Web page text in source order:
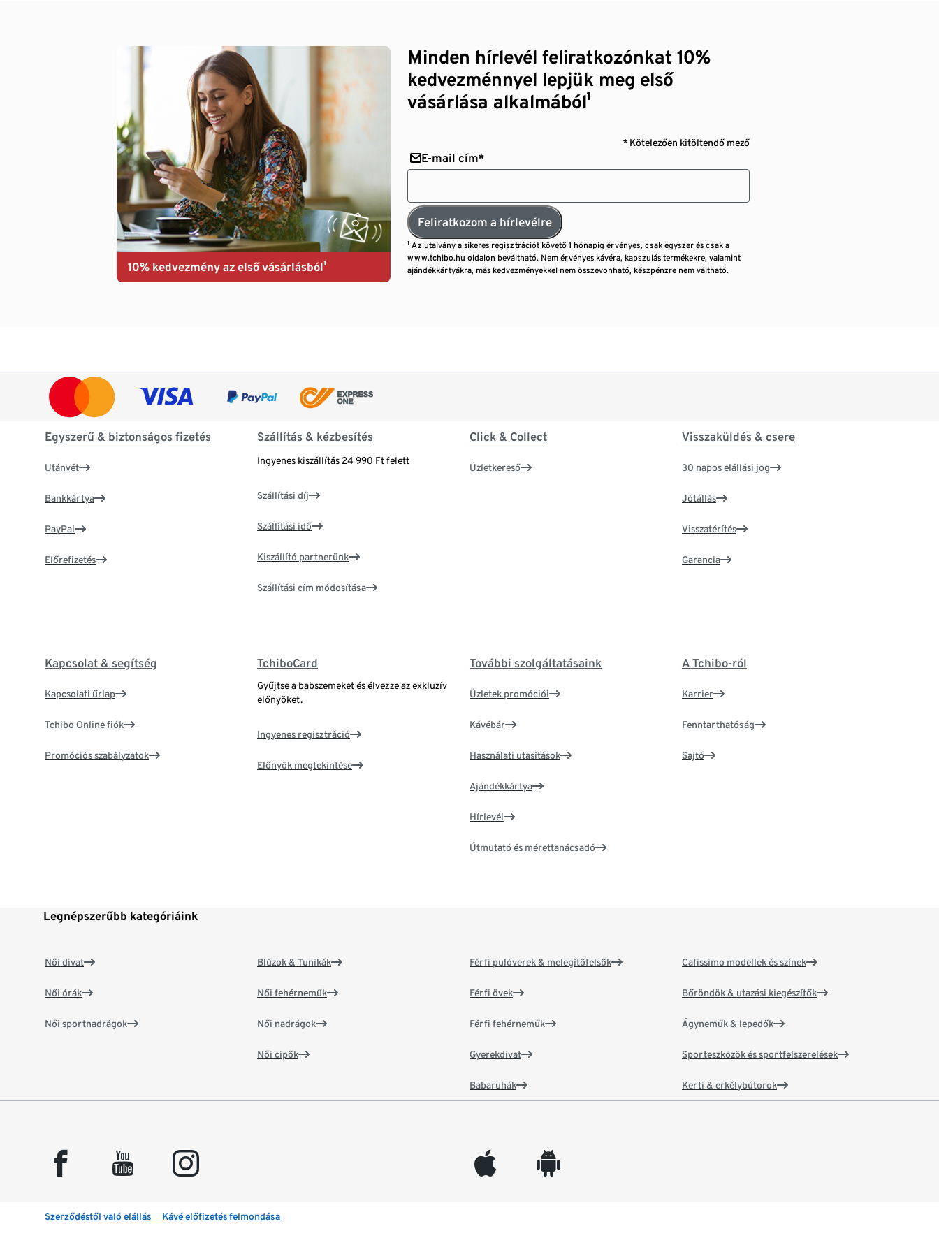
10% kedvezmény az első vásárlásból¹
Minden hírlevél feliratkozónkat 10%
kedvezménnyel lepjük meg első
vásárlása alkalmából¹
* Kötelezően kitöltendő mező
E-mail cím*
Feliratkozom a hírlevélre
¹ Az utalvány a sikeres regisztrációt követő 1 hónapig érvényes, csak egyszer és csak a
www.tchibo.hu oldalon beváltható. Nem érvényes kávéra, kapszulás termékekre, valamint
ajándékkártyákra, más kedvezményekkel nem összevonható, készpénzre nem váltható.
Egyszerű & biztonságos fizetés
Utánvét
Bankkártya
PayPal
Előrefizetés
Szállítás & kézbesítés
Ingyenes kiszállítás 24 990 Ft felett
Szállítási díj
Szállítási idő
Kiszállító partnerünk
Szállítási cím módosítása
Click & Collect
Üzletkereső
Visszaküldés & csere
30 napos elállási jog
Jótállás
Visszatérítés
Garancia
Kapcsolat & segítség
Kapcsolati űrlap
Tchibo Online fiók
Promóciós szabályzatok
TchiboCard
Gyűjtse a babszemeket és élvezze az exkluzív
előnyöket.
Ingyenes regisztráció
Előnyök megtekintése
További szolgáltatásaink
Üzletek promóciói
Kávébár
Használati utasítások
Ajándékkártya
Hírlevél
Útmutató és mérettanácsadó
A Tchibo-ról
Karrier
Fenntarthatóság
Sajtó
Legnépszerűbb kategóriáink
Női divat
Női órák
Női sportnadrágok
Blúzok & Tunikák
Női fehérneműk
Női nadrágok
Női cipők
Férfi pulóverek & melegítőfelsők
Férfi övek
Férfi fehérneműk
Gyerekdivat
Babaruhák
Cafissimo modellek és színek
Bőröndök & utazási kiegészítők
Ágyneműk & lepedők
Sporteszközök és sportfelszerelések
Kerti & erkélybútorok
facebook youtube instagram appleinc android
Szerződéstől való elállás Kávé előfizetés felmondása